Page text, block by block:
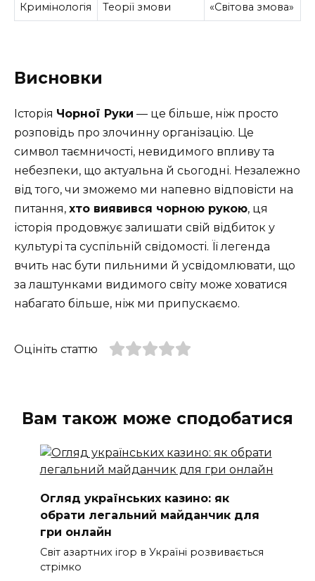
Кримінологія Теорії змови «Світова змова»
Висновки
Історія Чорної Руки — це більше, ніж просто
розповідь про злочинну організацію. Це
символ таємничості, невидимого впливу та
небезпеки, що актуальна й сьогодні. Незалежно
від того, чи зможемо ми напевно відповісти на
питання, хто виявився чорною рукою, ця
історія продовжує залишати свій відбиток у
культурі та суспільній свідомості. Її легенда
вчить нас бути пильними й усвідомлювати, що
за лаштунками видимого світу може ховатися
набагато більше, ніж ми припускаємо.
Оцініть статтю
Вам також може сподобатися
Огляд українських казино: як
обрати легальний майданчик для
гри онлайн
Світ азартних ігор в Україні розвивається
стрімко